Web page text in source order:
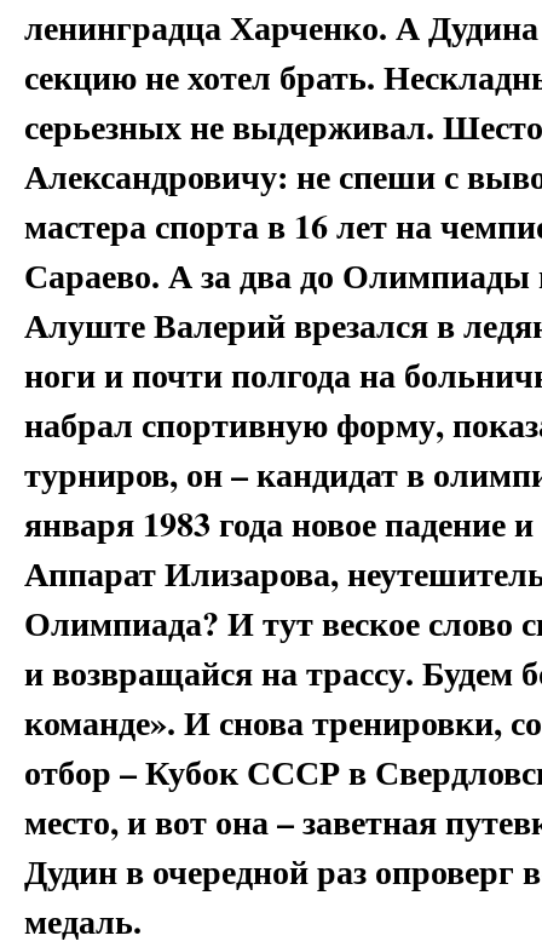
ленинградца Харченко. А
секцию не хотел брать.
серьезных не выдерживал.
Александровичу: не спеши с
мастера спорта в 16 лет на
Сараево. А за два до Олимпиады
Алуште Валерий врезался в
ноги и почти полгода на
набрал спортивную форму,
турниров, он – кандидат в
января 1983 года новое падение
Аппарат Илизарова,
Олимпиада? И тут веское слово
и возвращайся на трассу. Будем
команде». И снова тренировки,
отбор – Кубок СССР в
место, и вот она – заветная
Дудин в очередной раз опроверг
медаль.